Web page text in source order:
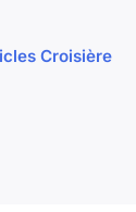
Croisière